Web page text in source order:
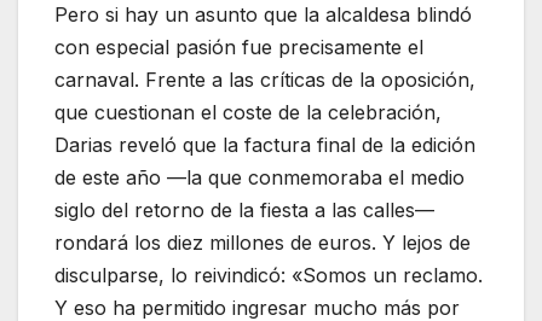
Pero si hay un asunto que la alcaldesa blindó
con especial pasión fue precisamente el
carnaval. Frente a las críticas de la oposición,
que cuestionan el coste de la celebración,
Darias reveló que la factura final de la edición
de este año —la que conmemoraba el medio
siglo del retorno de la fiesta a las calles—
rondará los diez millones de euros. Y lejos de
disculparse, lo reivindicó: «Somos un reclamo.
Y eso ha permitido ingresar mucho más por